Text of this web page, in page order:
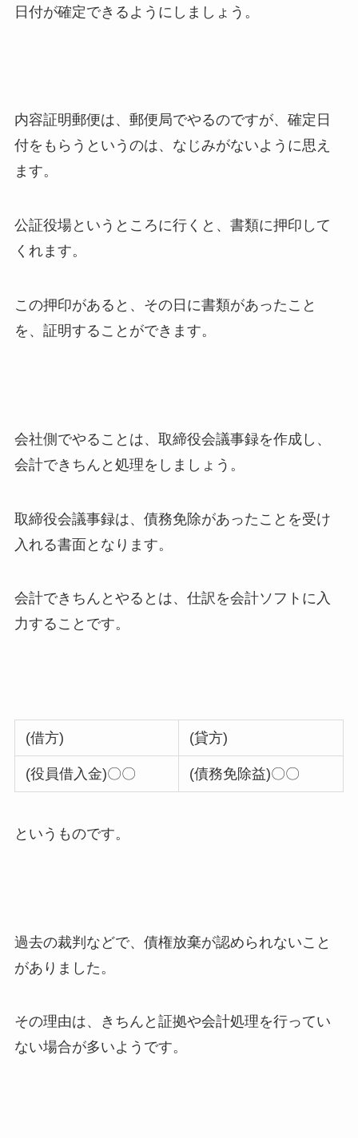
日付が確定できるようにしましょう。
内容証明郵便は、郵便局でやるのですが、確定日
付をもらうというのは、なじみがないように思え
ます。
公証役場というところに行くと、書類に押印して
くれます。
この押印があると、その日に書類があったこと
を、証明することができます。
会社側でやることは、取締役会議事録を作成し、
会計できちんと処理をしましょう。
取締役会議事録は、債務免除があったことを受け
入れる書面となります。
会計できちんとやるとは、仕訳を会計ソフトに入
力することです。
(借方) (貸方)
(役員借入金)〇〇 (債務免除益)〇〇
というものです。
過去の裁判などで、債権放棄が認められないこと
がありました。
その理由は、きちんと証拠や会計処理を行ってい
ない場合が多いようです。